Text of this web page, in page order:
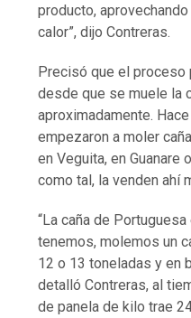
producto,
calor”, dijo Contreras.
Precisó que el proceso
desde que se muele la
aproximadamente.
empezaron a moler
en Veguita, en Guanare
como tal, la venden ahí
“La caña de
tenemos, molemos un
12 o 13 toneladas y en
detalló Contreras, al
de panela de kilo trae